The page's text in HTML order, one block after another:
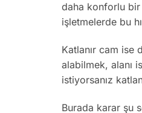
daha konforlu bir
işletmelerde bu
Katlanır cam ise
alabilmek, alanı
istiyorsanız
Burada karar şu